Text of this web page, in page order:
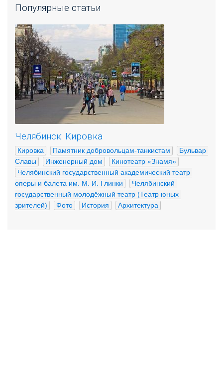
Популярные статьи
Челябинск: Кировка
Кировка Памятник добровольцам-танкистам
Бульвар
Славы
Инженерный дом
Кинотеатр «Знамя»
Челябинский государственный академический театр
оперы и балета им. М. И. Глинки
Челябинский
государственный молодёжный театр (Театр юных
зрителей)
Фото История Архитектура